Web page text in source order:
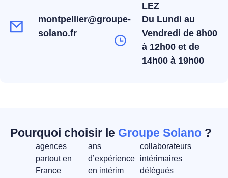
LEZ
montpellier@groupe-
solano.fr
Du Lundi au
Vendredi de 8h00
à 12h00 et de
14h00 à 19h00
Pourquoi choisir le Groupe Solano ?
agences
partout en
France
ans
d’expérience
en intérim
collaborateurs
intérimaires
délégués